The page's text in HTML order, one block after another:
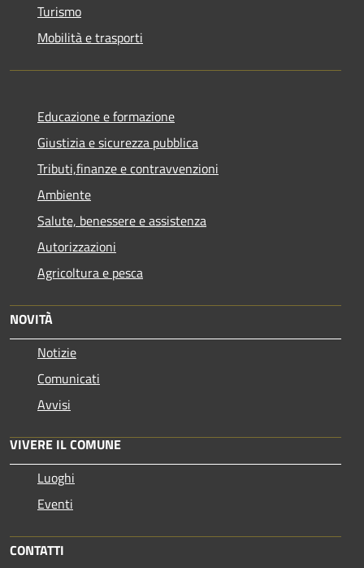
Turismo
Mobilità e trasporti
Educazione e formazione
Giustizia e sicurezza pubblica
Tributi,finanze e contravvenzioni
Ambiente
Salute, benessere e assistenza
Autorizzazioni
Agricoltura e pesca
NOVITÀ
Notizie
Comunicati
Avvisi
VIVERE IL COMUNE
Luoghi
Eventi
CONTATTI